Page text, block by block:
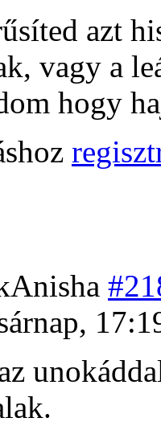
azt
vagy a
hogy